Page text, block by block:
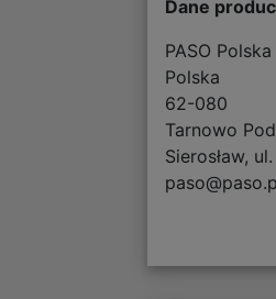
Dane
PASO
Polska
62-080
Tarnowo
Sierosław,